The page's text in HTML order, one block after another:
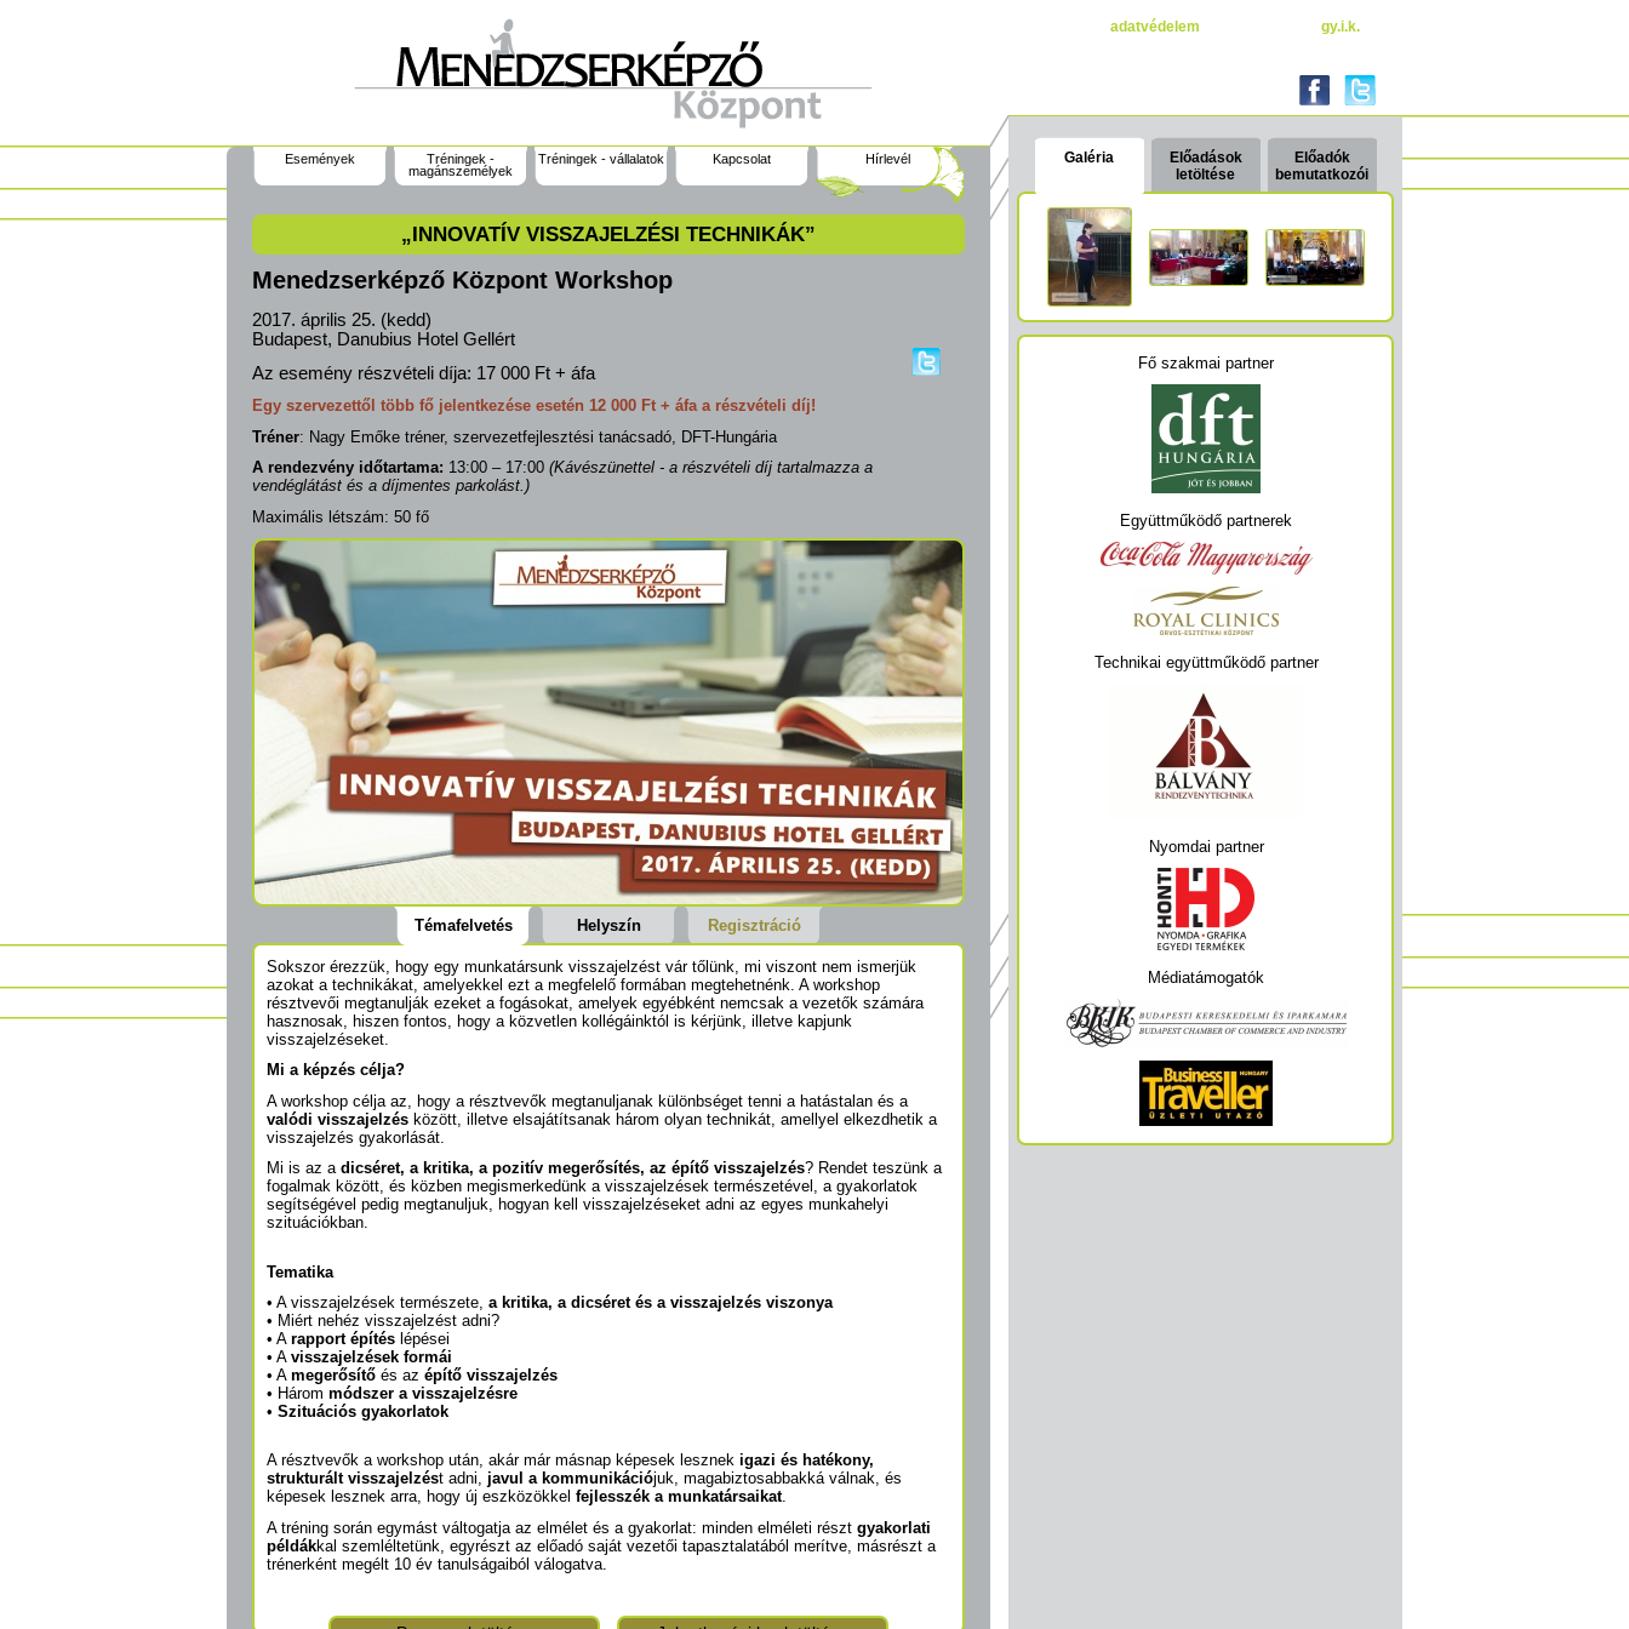
adatvédelem gy.i.k.
Galéria
Előadások
letöltése
Előadók
bemutatkozói
Fő szakmai partner
Együttműködő partnerek
Technikai együttműködő partner
Nyomdai partner
Médiatámogatók
Események
Tréningek -
magánszemélyek
Tréningek - vállalatok Kapcsolat Hírlevél
„INNOVATÍV VISSZAJELZÉSI TECHNIKÁK”
Menedzserképző Központ Workshop
2017. április 25. (kedd)
Budapest, Danubius Hotel Gellért
Az esemény részvételi díja: 17 000 Ft + áfa
Egy szervezettől több fő jelentkezése esetén 12 000 Ft + áfa a részvételi díj!
Tréner: Nagy Emőke tréner, szervezetfejlesztési tanácsadó, DFT-Hungária
A rendezvény időtartama: 13:00 – 17:00 (Kávészünettel - a részvételi díj tartalmazza a
vendéglátást és a díjmentes parkolást.)
Maximális létszám: 50 fő
Témafelvetés Helyszín Regisztráció
Sokszor érezzük, hogy egy munkatársunk visszajelzést vár tőlünk, mi viszont nem ismerjük
azokat a technikákat, amelyekkel ezt a megfelelő formában megtehetnénk. A workshop
résztvevői megtanulják ezeket a fogásokat, amelyek egyébként nemcsak a vezetők számára
hasznosak, hiszen fontos, hogy a közvetlen kollégáinktól is kérjünk, illetve kapjunk
visszajelzéseket.
Mi a képzés célja?
A workshop célja az, hogy a résztvevők megtanuljanak különbséget tenni a hatástalan és a
valódi visszajelzés között, illetve elsajátítsanak három olyan technikát, amellyel elkezdhetik a
visszajelzés gyakorlását.
Mi is az a dicséret, a kritika, a pozitív megerősítés, az építő visszajelzés? Rendet teszünk a
fogalmak között, és közben megismerkedünk a visszajelzések természetével, a gyakorlatok
segítségével pedig megtanuljuk, hogyan kell visszajelzéseket adni az egyes munkahelyi
szituációkban.
Tematika
• A visszajelzések természete, a kritika, a dicséret és a visszajelzés viszonya
• Miért nehéz visszajelzést adni?
• A rapport építés lépései
• A visszajelzések formái
• A megerősítő és az építő visszajelzés
• Három módszer a visszajelzésre
• Szituációs gyakorlatok
A résztvevők a workshop után, akár már másnap képesek lesznek igazi és hatékony,
strukturált visszajelzést adni, javul a kommunikációjuk, magabiztosabbakká válnak, és
képesek lesznek arra, hogy új eszközökkel fejlesszék a munkatársaikat.
A tréning során egymást váltogatja az elmélet és a gyakorlat: minden elméleti részt gyakorlati
példákkal szemléltetünk, egyrészt az előadó saját vezetői tapasztalatából merítve, másrészt a
trénerként megélt 10 év tanulságaiból válogatva.